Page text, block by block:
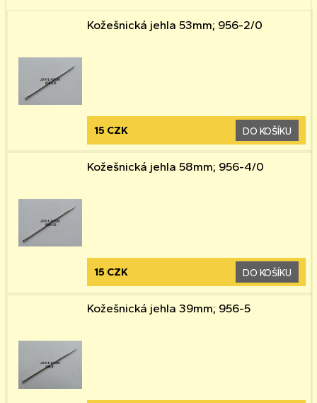
Kožešnická jehla 53mm; 956-2/0
15 CZK DO KOŠÍKU
Kožešnická jehla 58mm; 956-4/0
15 CZK DO KOŠÍKU
Kožešnická jehla 39mm; 956-5